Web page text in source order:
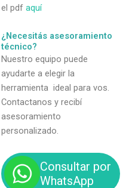
el pdf aquí
¿Necesitás asesoramiento
técnico?
Nuestro equipo puede
ayudarte a elegir la
herramienta ideal para vos.
Contactanos y recibí
asesoramiento
personalizado.
Consultar por
WhatsApp